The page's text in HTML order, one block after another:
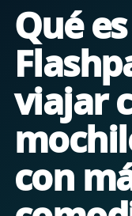
Qué
viajar
con